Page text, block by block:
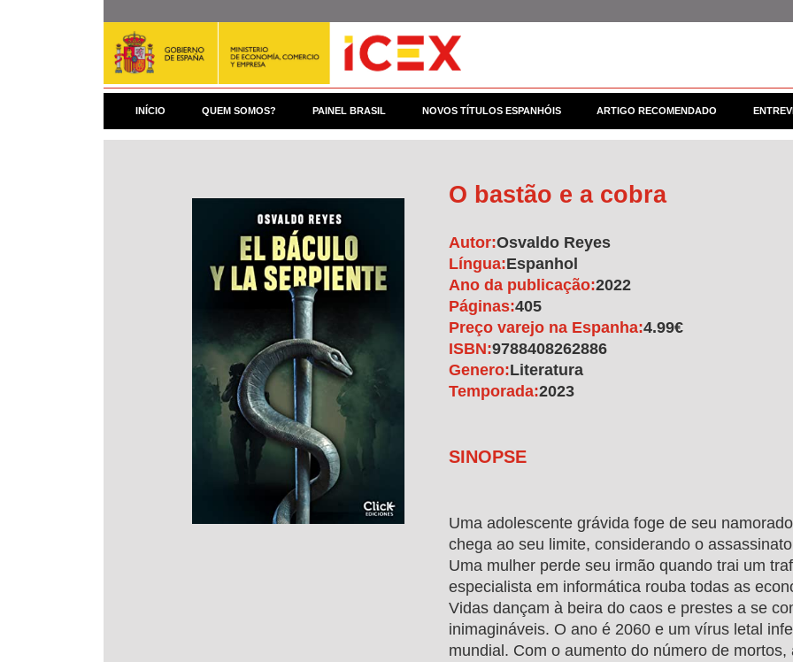
INÍCIO QUEM SOMOS? PAINEL BRASIL NOVOS TÍTULOS ESPANHÓIS ARTIGO RECOMENDADO
O bastão e a cobra
Autor:Osvaldo Reyes
Língua:Espanhol
Ano da publicação:2022
Páginas:405
Preço varejo na Espanha:4.99€
ISBN:9788408262886
Genero:Literatura
Temporada:2023
SINOPSE
Uma adolescente grávida foge de seu
chega ao seu limite, considerando o
Uma mulher perde seu irmão quando trai um
especialista em informática rouba todas as
Vidas dançam à beira do caos e prestes a se
inimagináveis. O ano é 2060 e um vírus letal
mundial. Com o aumento do número de mortos,